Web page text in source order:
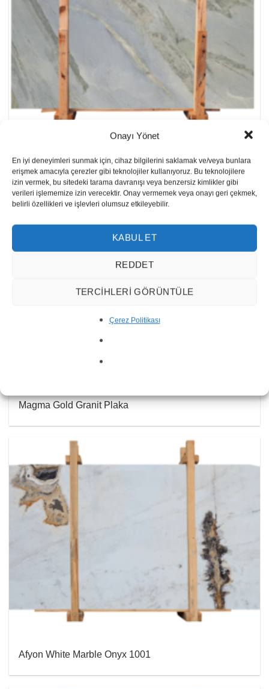
Onayı Yönet
En iyi deneyimleri sunmak için, cihaz bilgilerini saklamak ve/veya bunlara
erişmek amacıyla çerezler gibi teknolojiler kullanıyoruz. Bu teknolojilere
izin vermek, bu sitedeki tarama davranışı veya benzersiz kimlikler gibi
verileri işlememize izin verecektir. Onay vermemek veya onayı geri çekmek,
belirli özellikleri ve işlevleri olumsuz etkileyebilir.
KABUL ET
REDDET
TERCIHLERI GÖRÜNTÜLE
Çerez Politikası
Panda Blue Mermer Plaka
Magma Gold Granit Plaka
Afyon White Marble Onyx 1001